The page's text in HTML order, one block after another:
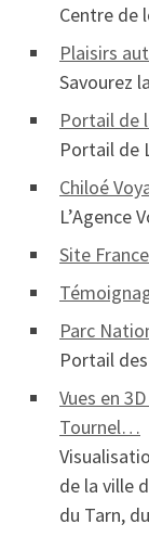
Centre de
Plaisirs
Savourez
Portail de
Portail de
Chiloé
L’Agence
Site
Parc
Portail
Vues en
Tournel…
de la ville
du Tarn,